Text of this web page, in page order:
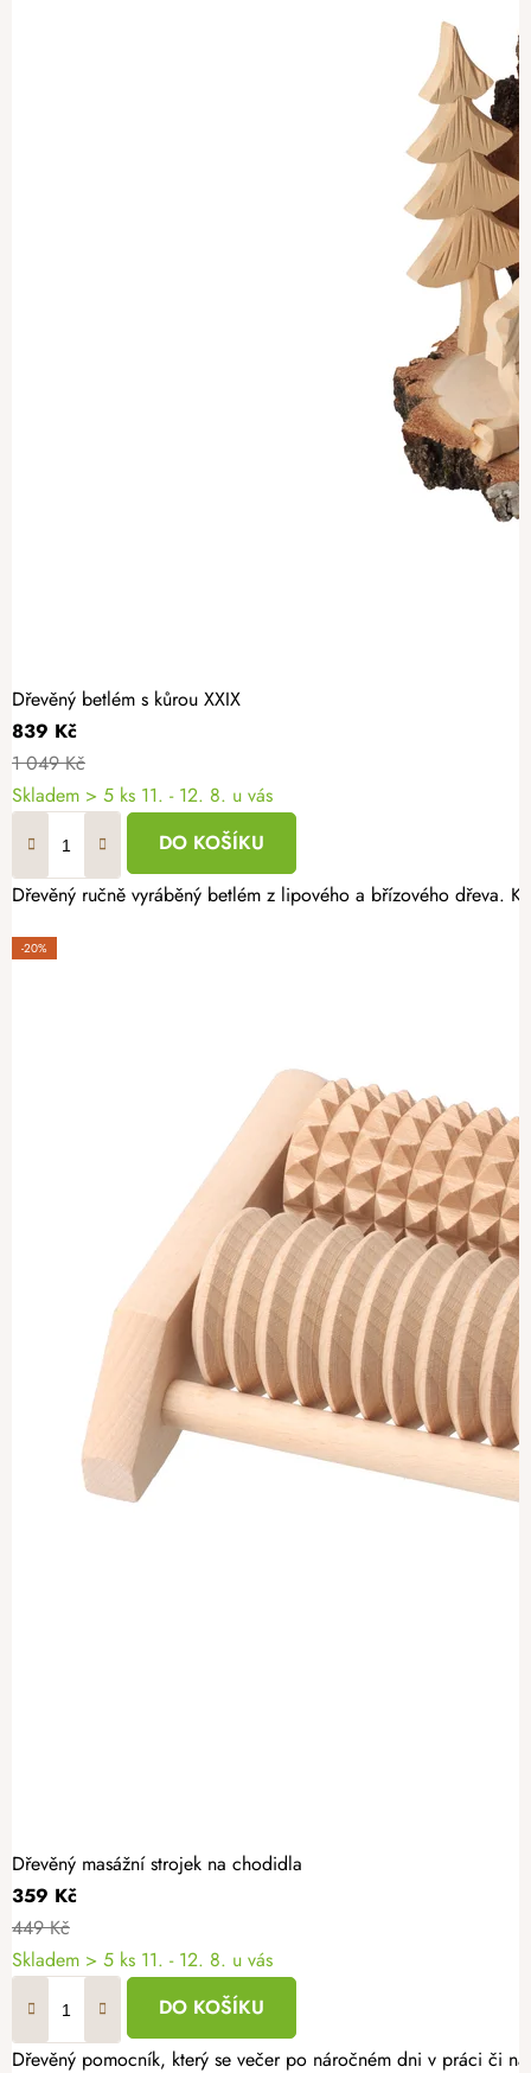
Dřevěný betlém s kůrou XXIX
839 Kč
1 049 Kč
Skladem > 5 ks 11. - 12. 8. u vás
DO KOŠÍKU
Dřevěný ručně vyráběný betlém z lipového a břízového dřeva.
-20%
Dřevěný masážní strojek na chodidla
359 Kč
449 Kč
Skladem > 5 ks 11. - 12. 8. u vás
DO KOŠÍKU
Dřevěný pomocník, který se večer po náročném dni v práci či